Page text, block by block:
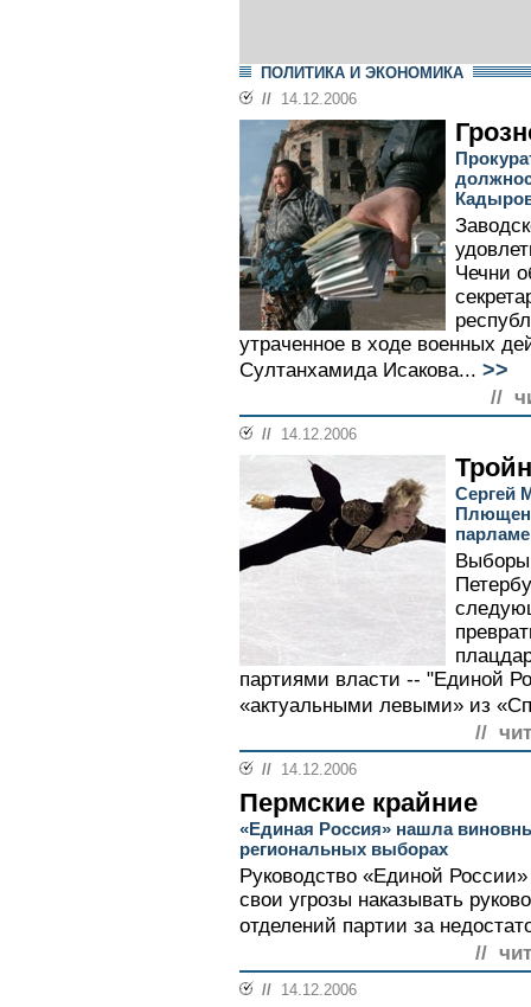
ПОЛИТИКА И ЭКОНОМИКА
// 14.12.2006
Чечни
утраченное в ходе военных
Султанхамида Исакова... >>
//
// 14.12.2006
Сергей
Выборы
партиями власти -- "Единой
«актуальными левыми» из
//
// 14.12.2006
Пермские крайние
«Единая Россия» нашла
региональных выборах
Руководство «Единой
свои угрозы наказывать
отделений партии за
//
// 14.12.2006